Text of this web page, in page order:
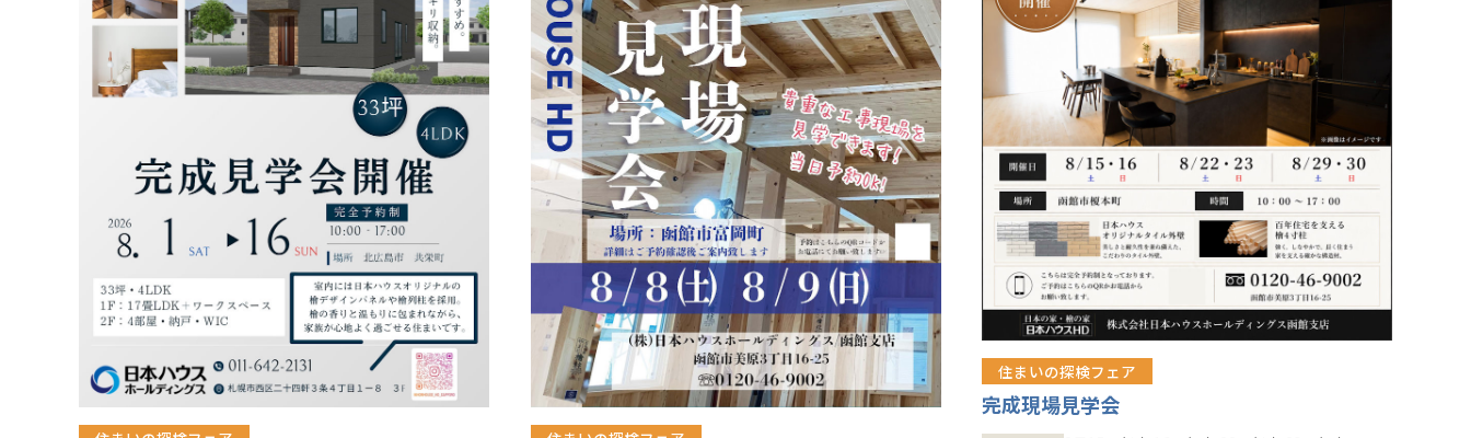
住まいの探検フェア
完成現場見学会
北海道
札幌
道央
道北
東北
青森
秋田
宮城
福島
甲信越・北陸
新潟
富山
石川
関東
神奈川
埼玉
千葉
岐阜
静岡
大阪
京都
中国・四国
岡山
九州
北海道
札幌
札幌
小樽
道央
苫小牧千歳
小樽
道北
旭川
道南
函館
室蘭
道東
帯広
釧路
東北
青森県
八戸
青森
秋田県
秋田
岩手県
盛岡
北上
山形県
山形
宮城県
仙台
福島県
郡山
福島
甲信越・北陸
新潟県
新潟
長岡
甲府
長野県
長野
松本
富山県
富山
石川県
金沢
関東
東京都
世田谷
八王子
神奈川県
横浜
湘南
相模
埼玉県
埼玉
所沢
愛知県
名古屋
豊橋
岐阜県
岐阜
静岡県
静岡
浜松
大阪府
大阪
京都府
京都
中国・四国
岡山県
岡山
九州